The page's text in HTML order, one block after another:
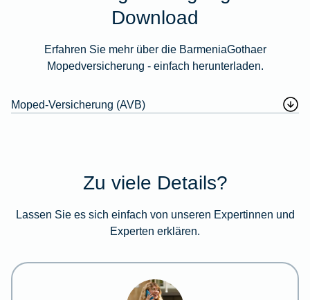
Download
Erfahren Sie mehr über die BarmeniaGothaer
Mopedversicherung - einfach herunterladen.
Moped-Versicherung (AVB)
Zu viele Details?
Lassen Sie es sich einfach von unseren Expertinnen und
Experten erklären.